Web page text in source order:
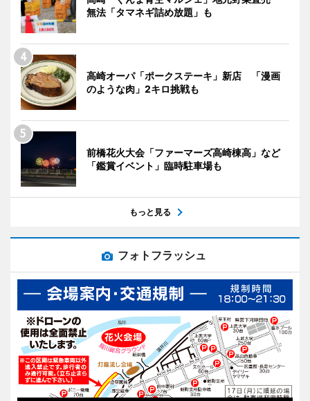
無法「タマネギ詰め放題」も
高崎オーパ「ポークステーキ」新店 「漫画
のような肉」2キロ挑戦も
前橋花火大会「ファーマーズ高崎棟高」など
「鑑賞イベント」臨時駐車場も
もっと見る
フォトフラッシュ